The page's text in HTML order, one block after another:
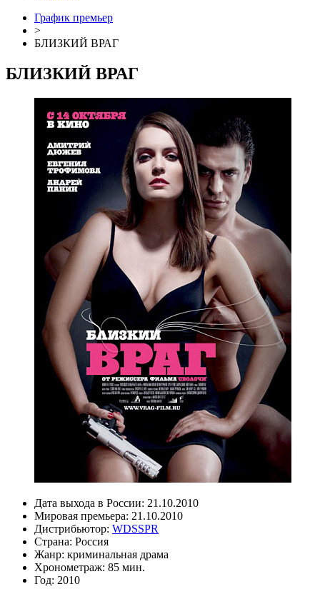
График премьер
>
БЛИЗКИЙ ВРАГ
БЛИЗКИЙ ВРАГ
Дата выхода в России: 21.10.2010
Мировая премьера: 21.10.2010
Дистрибьютор: WDSSPR
Страна: Россия
Жанр: криминальная драма
Хронометраж: 85 мин.
Год: 2010